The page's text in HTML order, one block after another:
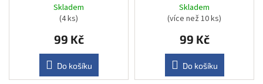
Skladem
(4 ks)
99 Kč
Do košíku
Skladem
(více než 10 ks)
99 Kč
Do košíku